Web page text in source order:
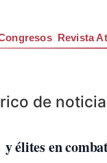
Revista
de
élites en